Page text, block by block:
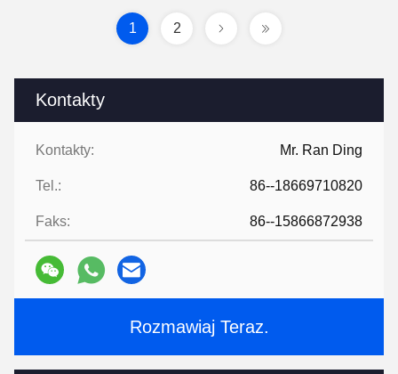
Kontakty
Kontakty: Mr. Ran Ding
Tel.: 86--18669710820
Faks: 86--15866872938
Rozmawiaj Teraz.
1 2